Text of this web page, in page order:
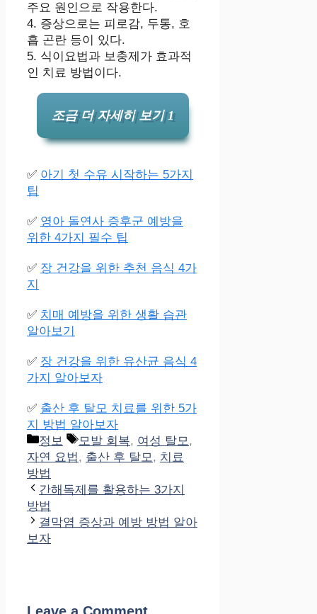
주요 원인으로 작용한다.
4. 증상으로는 피로감, 두통, 호
흡 곤란 등이 있다.
5. 식이요법과 보충제가 효과적
인 치료 방법이다.
조금 더 자세히 보기 1
✅ 아기 첫 수유 시작하는 5가지
팁
✅ 영아 돌연사 증후군 예방을
위한 4가지 필수 팁
✅ 장 건강을 위한 추천 음식 4가
지
✅ 치매 예방을 위한 생활 습관
알아보기
✅ 장 건강을 위한 유산균 음식 4
가지 알아보자
✅ 출산 후 탈모 치료를 위한 5가
지 방법 알아보자
Categories
정보 Tags
모발 회복, 여성 탈모,
자연 요법, 출산 후 탈모, 치료
방법
간해독제를 활용하는 3가지
방법
결막염 증상과 예방 방법 알아
보자